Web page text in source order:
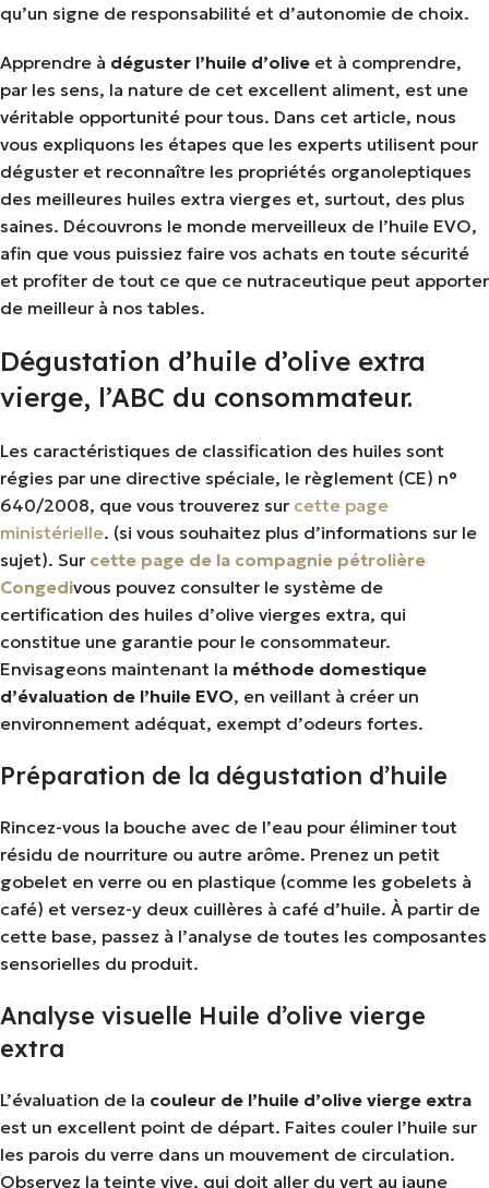
qu’un signe de responsabilité et d’autonomie de choix.
Apprendre à déguster l’huile d’olive et à comprendre,
par les sens, la nature de cet excellent aliment, est une
véritable opportunité pour tous. Dans cet article, nous
vous expliquons les étapes que les experts utilisent pour
déguster et reconnaître les propriétés organoleptiques
des meilleures huiles extra vierges et, surtout, des plus
saines. Découvrons le monde merveilleux de l’huile EVO,
afin que vous puissiez faire vos achats en toute sécurité
et profiter de tout ce que ce nutraceutique peut apporter
de meilleur à nos tables.
Dégustation d’huile d’olive extra
vierge, l’ABC du consommateur.
Les caractéristiques de classification des huiles sont
régies par une directive spéciale, le règlement (CE) n°
640/2008, que vous trouverez sur cette page
ministérielle. (si vous souhaitez plus d’informations sur le
sujet). Sur cette page de la compagnie pétrolière
Congedivous pouvez consulter le système de
certification des huiles d’olive vierges extra, qui
constitue une garantie pour le consommateur.
Envisageons maintenant la méthode domestique
d’évaluation de l’huile EVO, en veillant à créer un
environnement adéquat, exempt d’odeurs fortes.
Préparation de la dégustation d’huile
Rincez-vous la bouche avec de l’eau pour éliminer tout
résidu de nourriture ou autre arôme. Prenez un petit
gobelet en verre ou en plastique (comme les gobelets à
café) et versez-y deux cuillères à café d’huile. À partir de
cette base, passez à l’analyse de toutes les composantes
sensorielles du produit.
Analyse visuelle Huile d’olive vierge
extra
L’évaluation de la couleur de l’huile d’olive vierge extra
est un excellent point de départ. Faites couler l’huile sur
les parois du verre dans un mouvement de circulation.
Observez la teinte vive, qui doit aller du vert au jaune